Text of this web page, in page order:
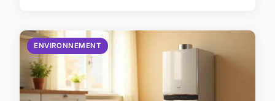
ENVIRONNEMENT